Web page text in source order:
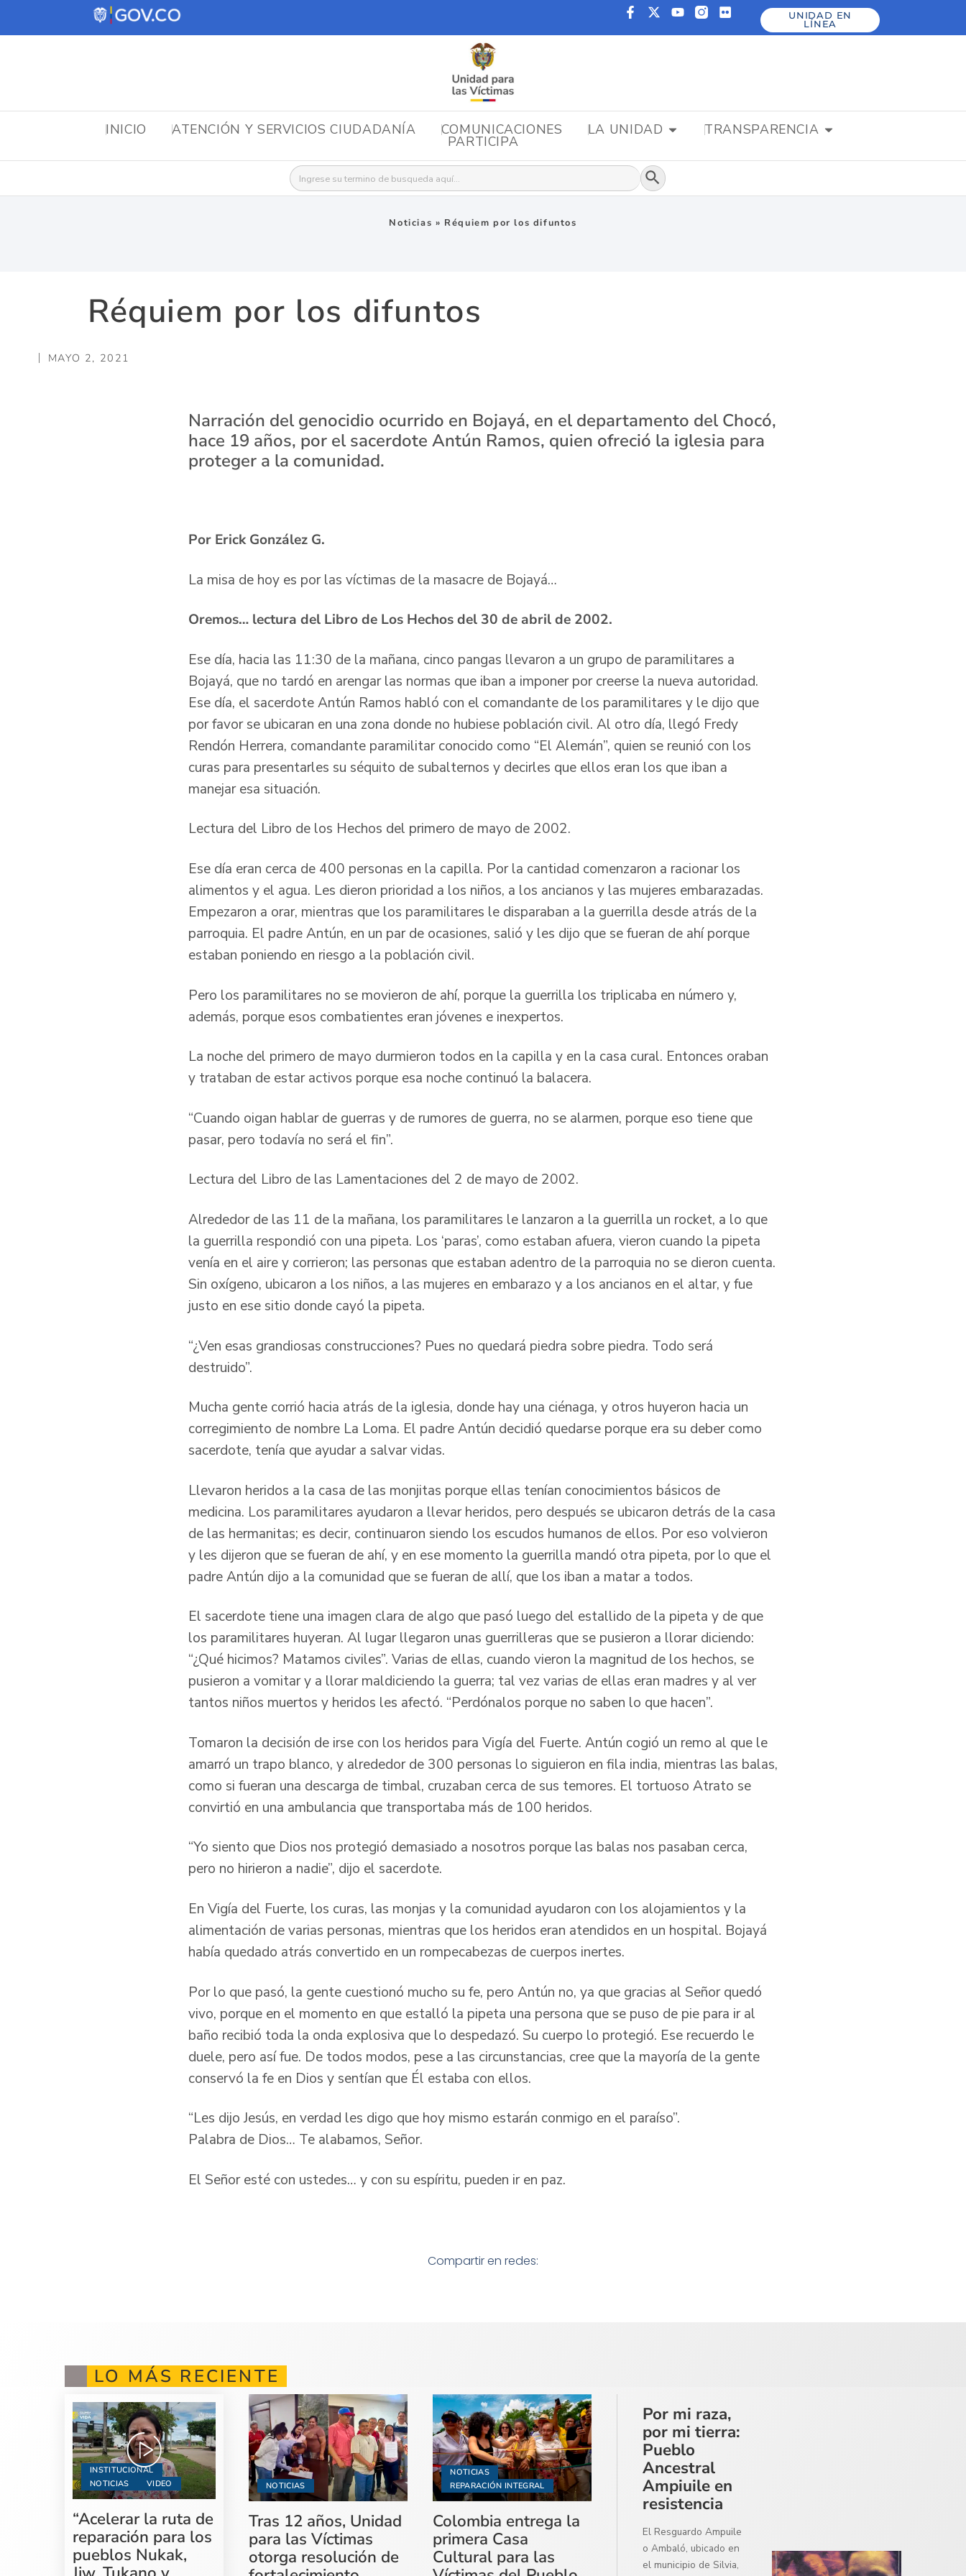
UNIDAD EN
LÍNEA
INICIO ATENCIÓN Y SERVICIOS CIUDADANÍA COMUNICACIONES LA UNIDAD TRANSPARENCIA
PARTICIPA
Buscar: Botón de búsqueda
Noticias » Réquiem por los difuntos
Réquiem por los difuntos
MAYO 2, 2021
Narración del genocidio ocurrido en Bojayá, en el departamento del Chocó,
hace 19 años, por el sacerdote Antún Ramos, quien ofreció la iglesia para
proteger a la comunidad.
Por Erick González G.
La misa de hoy es por las víctimas de la masacre de Bojayá…
Oremos… lectura del Libro de Los Hechos del 30 de abril de 2002.
Ese día, hacia las 11:30 de la mañana, cinco pangas llevaron a un grupo de paramilitares a
Bojayá, que no tardó en arengar las normas que iban a imponer por creerse la nueva autoridad.
Ese día, el sacerdote Antún Ramos habló con el comandante de los paramilitares y le dijo que
por favor se ubicaran en una zona donde no hubiese población civil. Al otro día, llegó Fredy
Rendón Herrera, comandante paramilitar conocido como “El Alemán”, quien se reunió con los
curas para presentarles su séquito de subalternos y decirles que ellos eran los que iban a
manejar esa situación.
Lectura del Libro de los Hechos del primero de mayo de 2002.
Ese día eran cerca de 400 personas en la capilla. Por la cantidad comenzaron a racionar los
alimentos y el agua. Les dieron prioridad a los niños, a los ancianos y las mujeres embarazadas.
Empezaron a orar, mientras que los paramilitares le disparaban a la guerrilla desde atrás de la
parroquia. El padre Antún, en un par de ocasiones, salió y les dijo que se fueran de ahí porque
estaban poniendo en riesgo a la población civil.
Pero los paramilitares no se movieron de ahí, porque la guerrilla los triplicaba en número y,
además, porque esos combatientes eran jóvenes e inexpertos.
La noche del primero de mayo durmieron todos en la capilla y en la casa cural. Entonces oraban
y trataban de estar activos porque esa noche continuó la balacera.
“Cuando oigan hablar de guerras y de rumores de guerra, no se alarmen, porque eso tiene que
pasar, pero todavía no será el fin”.
Lectura del Libro de las Lamentaciones del 2 de mayo de 2002.
Alrededor de las 11 de la mañana, los paramilitares le lanzaron a la guerrilla un rocket, a lo que
la guerrilla respondió con una pipeta. Los ‘paras’, como estaban afuera, vieron cuando la pipeta
venía en el aire y corrieron; las personas que estaban adentro de la parroquia no se dieron cuenta.
Sin oxígeno, ubicaron a los niños, a las mujeres en embarazo y a los ancianos en el altar, y fue
justo en ese sitio donde cayó la pipeta.
“¿Ven esas grandiosas construcciones? Pues no quedará piedra sobre piedra. Todo será
destruido”.
Mucha gente corrió hacia atrás de la iglesia, donde hay una ciénaga, y otros huyeron hacia un
corregimiento de nombre La Loma. El padre Antún decidió quedarse porque era su deber como
sacerdote, tenía que ayudar a salvar vidas.
Llevaron heridos a la casa de las monjitas porque ellas tenían conocimientos básicos de
medicina. Los paramilitares ayudaron a llevar heridos, pero después se ubicaron detrás de la casa
de las hermanitas; es decir, continuaron siendo los escudos humanos de ellos. Por eso volvieron
y les dijeron que se fueran de ahí, y en ese momento la guerrilla mandó otra pipeta, por lo que el
padre Antún dijo a la comunidad que se fueran de allí, que los iban a matar a todos.
El sacerdote tiene una imagen clara de algo que pasó luego del estallido de la pipeta y de que
los paramilitares huyeran. Al lugar llegaron unas guerrilleras que se pusieron a llorar diciendo:
“¿Qué hicimos? Matamos civiles”. Varias de ellas, cuando vieron la magnitud de los hechos, se
pusieron a vomitar y a llorar maldiciendo la guerra; tal vez varias de ellas eran madres y al ver
tantos niños muertos y heridos les afectó. “Perdónalos porque no saben lo que hacen”.
Tomaron la decisión de irse con los heridos para Vigía del Fuerte. Antún cogió un remo al que le
amarró un trapo blanco, y alrededor de 300 personas lo siguieron en fila india, mientras las balas,
como si fueran una descarga de timbal, cruzaban cerca de sus temores. El tortuoso Atrato se
convirtió en una ambulancia que transportaba más de 100 heridos.
“Yo siento que Dios nos protegió demasiado a nosotros porque las balas nos pasaban cerca,
pero no hirieron a nadie”, dijo el sacerdote.
En Vigía del Fuerte, los curas, las monjas y la comunidad ayudaron con los alojamientos y la
alimentación de varias personas, mientras que los heridos eran atendidos en un hospital. Bojayá
había quedado atrás convertido en un rompecabezas de cuerpos inertes.
Por lo que pasó, la gente cuestionó mucho su fe, pero Antún no, ya que gracias al Señor quedó
vivo, porque en el momento en que estalló la pipeta una persona que se puso de pie para ir al
baño recibió toda la onda explosiva que lo despedazó. Su cuerpo lo protegió. Ese recuerdo le
duele, pero así fue. De todos modos, pese a las circunstancias, cree que la mayoría de la gente
conservó la fe en Dios y sentían que Él estaba con ellos.
“Les dijo Jesús, en verdad les digo que hoy mismo estarán conmigo en el paraíso”.
Palabra de Dios… Te alabamos, Señor.
El Señor esté con ustedes… y con su espíritu, pueden ir en paz.
Compartir en redes:
LO MÁS RECIENTE
INSTITUCIONAL
NOTICIAS
VIDEO
“Acelerar la ruta de
reparación para los
pueblos Nukak,
NOTICIAS
Tras 12 años, Unidad
para las Víctimas
otorga resolución de
NOTICIAS
REPARACIÓN INTEGRAL
Colombia entrega la
primera Casa
Cultural para las
Por mi raza,
por mi tierra:
Pueblo
Ancestral
Ampiuile en
resistencia
El Resguardo Ampuile
o Ambaló, ubicado en
el municipio de Silvia,